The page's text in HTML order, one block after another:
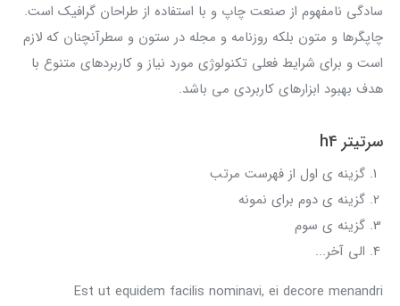
سادگی نامفهوم از صنعت چاپ و با استفاده از طراحان گرافیک است.
چاپگرها و متون بلکه روزنامه و مجله در ستون و سطرآنچنان که لازم
است و برای شرایط فعلی تکنولوژی مورد نیاز و کاربردهای متنوع با
هدف بهبود ابزارهای کاربردی می باشد.
سرتیتر h4
گزینه ی اول از فهرست مرتب
گزینه ی دوم برای نمونه
گزینه ی سوم
الی آخر...
Est ut equidem facilis nominavi, ei decore menandri